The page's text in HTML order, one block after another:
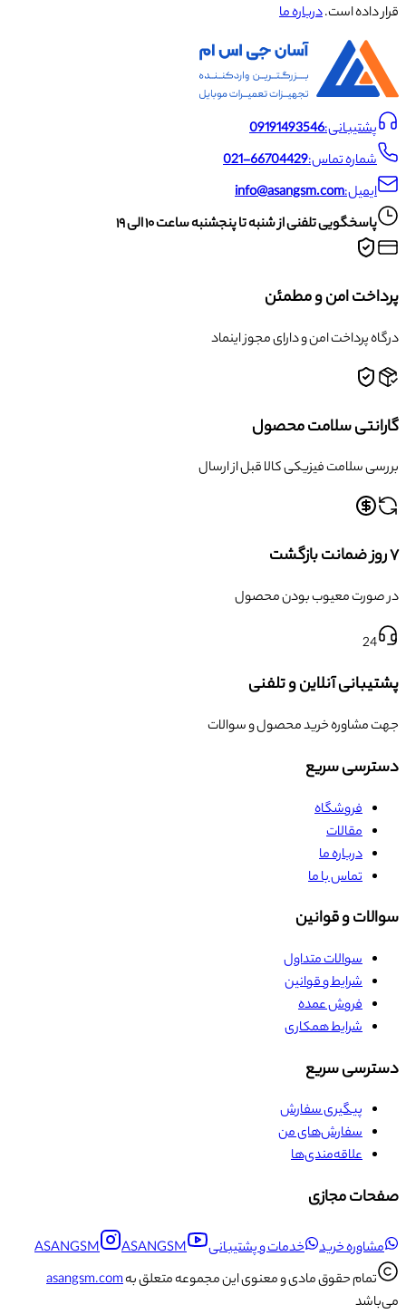
قرار داده است.درباره ما
پشتیبانی:09191493546
شماره تماس:021-66704429
ایمیل:info@asangsm.com
پاسخگویی تلفنی از شنبه تا پنجشنبه ساعت ۱۰ الی ۱۹
پرداخت امن و مطمئن
درگاه پرداخت امن و دارای مجوز اینماد
گارانتی سلامت محصول
بررسی سلامت فیزیکی کالا قبل از ارسال
۷ روز ضمانت بازگشت
در صورت معیوب بودن محصول
24
پشتیبانی آنلاین و تلفنی
جهت مشاوره خرید محصول و سوالات
دسترسی سریع
فروشگاه
مقالات
درباره ما
تماس با ما
سوالات و قوانین
سوالات متداول
شرایط و قوانین
فروش عمده
شرایط همکاری
دسترسی سریع
پیگیری سفارش
سفارش‌های من
علاقه‌مندی‌ها
صفحات مجازی
مشاوره خرید خدمات و پشتیبانی ASANGSM
ASANGSM
تمام حقوق مادی و معنوی این مجموعه متعلق بهasangsm.com
می‌باشد